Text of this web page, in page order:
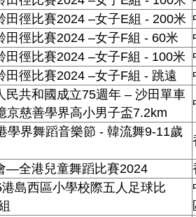
田徑比賽2024 –女子E組 - 200米
田徑比賽2024 –女子F組 - 60米
田徑比賽2024 –女子F組 - 100米
田徑比賽2024 –女子F組 - 跳遠
民共和國成立75週年 – 沙田單車
京慈善學界高小男子盃7.2km
學界舞蹈音樂節 - 韓流舞9-11歲
—全港兒童舞蹈比賽2024
港島西區小學校際五人足球比